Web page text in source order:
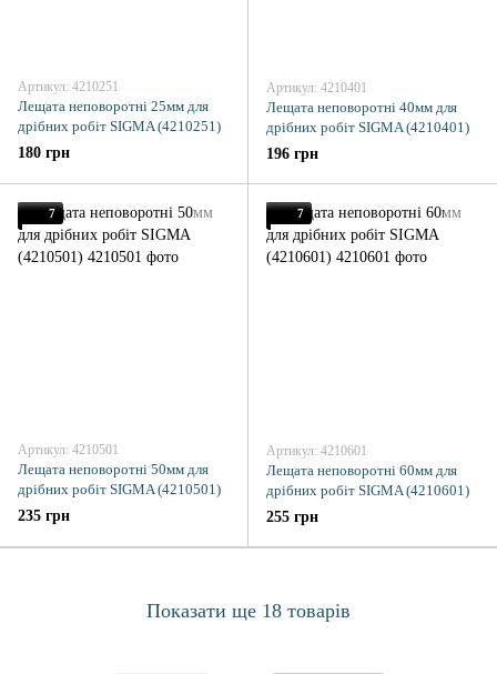
Артикул: 4210251
Лещата неповоротні 25мм для
дрібних робіт SIGMA (4210251)
180 грн
Артикул: 4210401
Лещата неповоротні 40мм для
дрібних робіт SIGMA (4210401)
196 грн
7
Артикул: 4210501
Лещата неповоротні 50мм для
дрібних робіт SIGMA (4210501)
235 грн
7
Артикул: 4210601
Лещата неповоротні 60мм для
дрібних робіт SIGMA (4210601)
255 грн
Показати ще 18 товарів